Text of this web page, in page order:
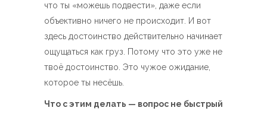
что ты «можешь подвести», даже если
объективно ничего не происходит. И вот
здесь достоинство действительно начинает
ощущаться как груз. Потому что это уже не
твоё достоинство. Это чужое ожидание,
которое ты несёшь.
Что с этим делать — вопрос не быстрый